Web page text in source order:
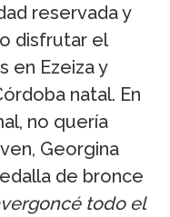
reservada y
disfrutar el
en Ezeiza y
natal. En
no quería
Georgina
de bronce
todo el